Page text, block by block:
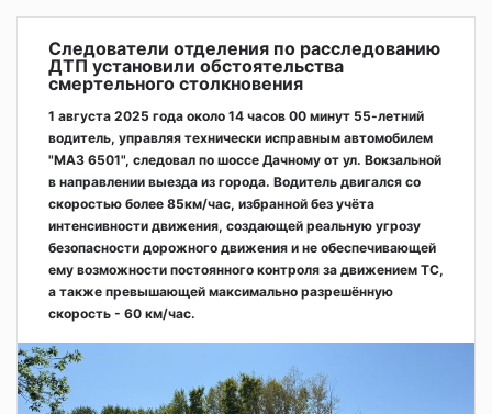
Следователи отделения по расследованию
ДТП установили обстоятельства
смертельного столкновения
1 августа 2025 года около 14 часов 00 минут 55-летний
водитель, управляя технически исправным автомобилем
"МАЗ 6501", следовал по шоссе Дачному от ул. Вокзальной
в направлении выезда из города. Водитель двигался со
скоростью более 85км/час, избранной без учёта
интенсивности движения, создающей реальную угрозу
безопасности дорожного движения и не обеспечивающей
ему возможности постоянного контроля за движением ТС,
а также превышающей максимально разрешённую
скорость - 60 км/час.